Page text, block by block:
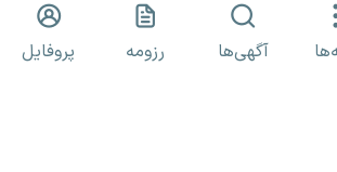
استخدام» محفوظ بوده و هرگونه استفاده از مطالب
آگهی‌ها رزومه پروفایل